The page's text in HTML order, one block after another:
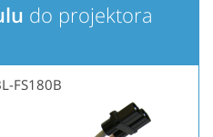
do projektora
FS180B